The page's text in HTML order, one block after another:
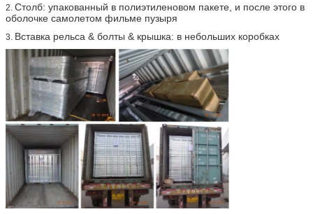
2. Столб: упакованный в полиэтиленовом пакете, и после этого в
оболочке самолетом фильме пузыря
3. Вставка рельса & болты & крышка: в небольших коробках